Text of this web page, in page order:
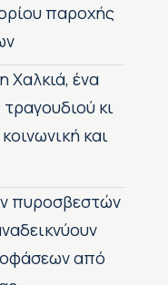
παροχής
Χαλκιά, ένα
κι
και
πυροσβεστών
από